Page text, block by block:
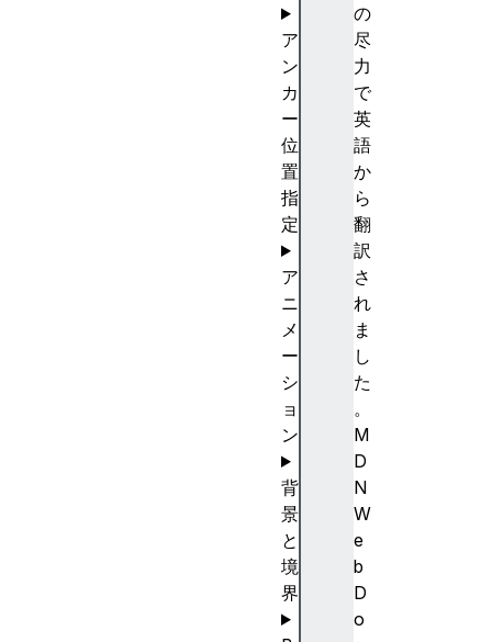
の
尽
力
で
英
語
か
ら
翻
訳
さ
れ
ま
し
た
。
M
D
N
W
e
b
D
o
ア
ン
カ
ー
位
置
指
定
ア
ニ
メ
ー
シ
ョ
ン
背
景
と
境
界